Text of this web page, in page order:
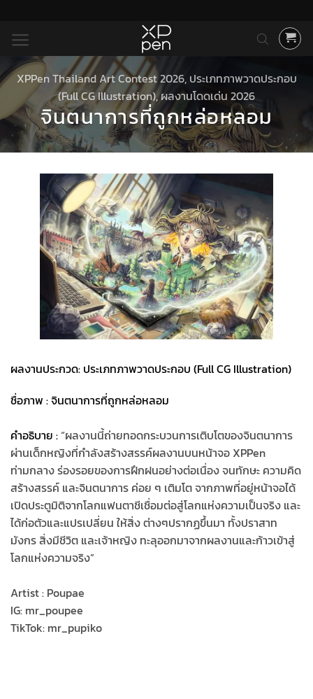
ยัง
เนื้อหา
XPPen Thailand Art Contest 2026, ประเภทภาพวาดประกอบ
(Full CG Illustration),ผลงานโดดเด่น 2026
จินตนาการที่ถูกหล่อหลอม
ผลงานประกวด: ประเภทภาพวาดประกอบ (Full CG Illustration)
ชื่อภาพ : จินตนาการที่ถูกหล่อหลอม
คำอธิบาย :“ผลงานนี้ถ่ายทอดกระบวนการเติบโตของจินตนาการ
ผ่านเด็กหญิงที่กำลังสร้างสรรค์ผลงานบนหน้าจอ XPPen
ท่ามกลาง ร่องรอยของการฝึกฝนอย่างต่อเนื่อง จนทักษะ ความคิด
สร้างสรรค์ และจินตนาการ ค่อย ๆ เติมโต จากภาพที่อยู่หน้าจอได้
เปิดประตูมิติจากโลกแฟนตาชีเชื่อมต่อสู่โลกแห่งความเป็นจริง และ
ได้ก่อตัวและแปรเปลี่ยน ให้สิ่ง ต่างๆปรากฏขึ้นมา ทั้งปราสาท
มังกร สิ่งมีชีวิต และเจ้าหญิง ทะลุออกมาจากผลงานและก้าวเข้าสู่
โลกแห่งความจริง”
Artist : Poupae
IG: mr_poupee
TikTok: mr_pupiko